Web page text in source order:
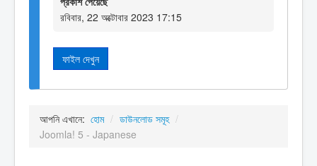
রবিবার, 22 অক্টোবার 2023 17:15
ফাইল দেখুন
আপনি এখানে: হোম / ডাউনলোড সমূহ /
Joomla! 5 - Japanese